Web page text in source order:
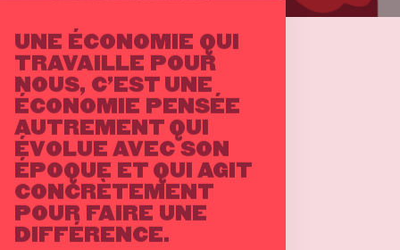
UNE ÉCONOMIE QUI
TRAVAILLE POUR
NOUS, C’EST UNE
ÉCONOMIE PENSÉE
AUTREMENT QUI
ÉVOLUE AVEC SON
ÉPOQUE ET QUI AGIT
CONCRÈTEMENT
POUR FAIRE UNE
DIFFÉRENCE.